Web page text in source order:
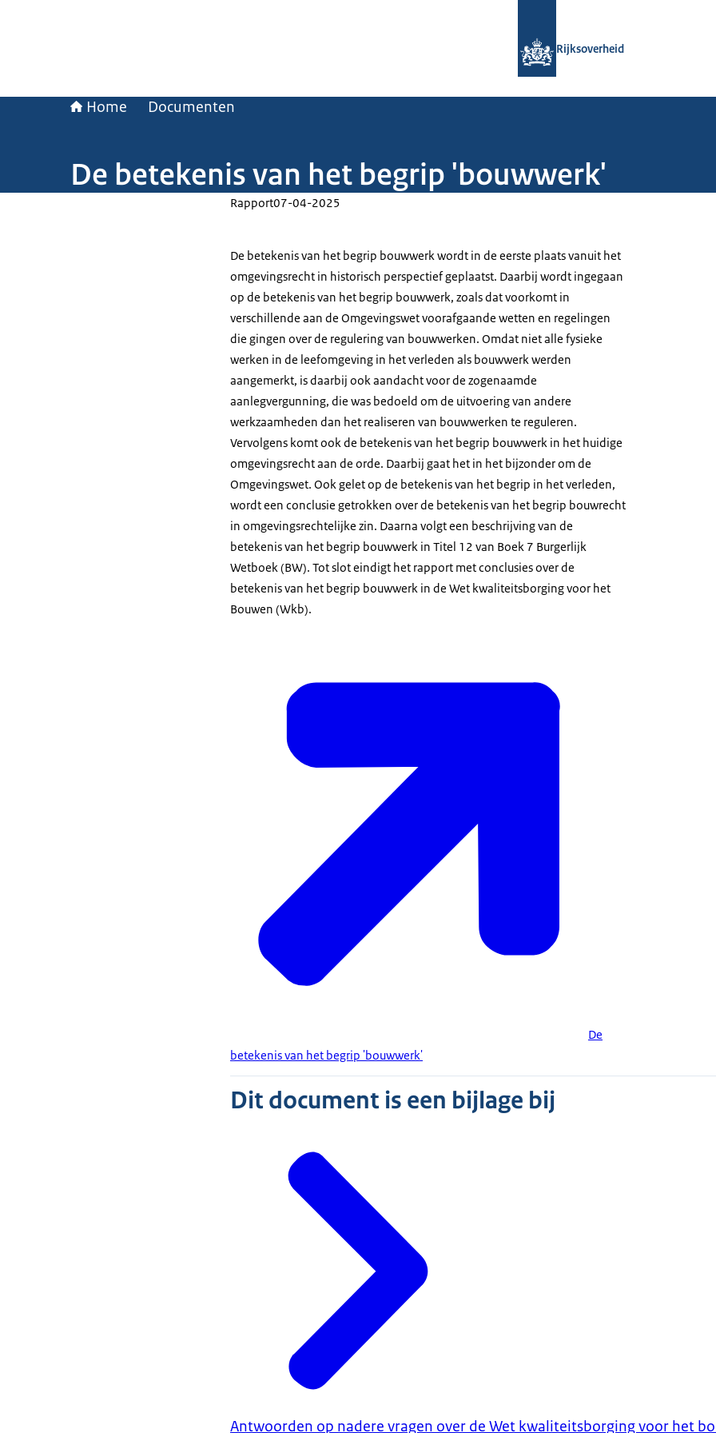
Rijksoverheid
Home Documenten
De betekenis van het begrip 'bouwwerk'
Rapport07-04-2025
De betekenis van het begrip bouwwerk wordt in de eerste plaats vanuit het
omgevingsrecht in historisch perspectief geplaatst. Daarbij wordt ingegaan
op de betekenis van het begrip bouwwerk, zoals dat voorkomt in
verschillende aan de Omgevingswet voorafgaande wetten en regelingen
die gingen over de regulering van bouwwerken. Omdat niet alle fysieke
werken in de leefomgeving in het verleden als bouwwerk werden
aangemerkt, is daarbij ook aandacht voor de zogenaamde
aanlegvergunning, die was bedoeld om de uitvoering van andere
werkzaamheden dan het realiseren van bouwwerken te reguleren.
Vervolgens komt ook de betekenis van het begrip bouwwerk in het huidige
omgevingsrecht aan de orde. Daarbij gaat het in het bijzonder om de
Omgevingswet. Ook gelet op de betekenis van het begrip in het verleden,
wordt een conclusie getrokken over de betekenis van het begrip bouwrecht
in omgevingsrechtelijke zin. Daarna volgt een beschrijving van de
betekenis van het begrip bouwwerk in Titel 12 van Boek 7 Burgerlijk
Wetboek (BW). Tot slot eindigt het rapport met conclusies over de
betekenis van het begrip bouwwerk in de Wet kwaliteitsborging voor het
Bouwen (Wkb).
De
betekenis van het begrip 'bouwwerk'
Dit document is een bijlage bij
Antwoorden op nadere vragen over de Wet kwaliteitsborging voor het